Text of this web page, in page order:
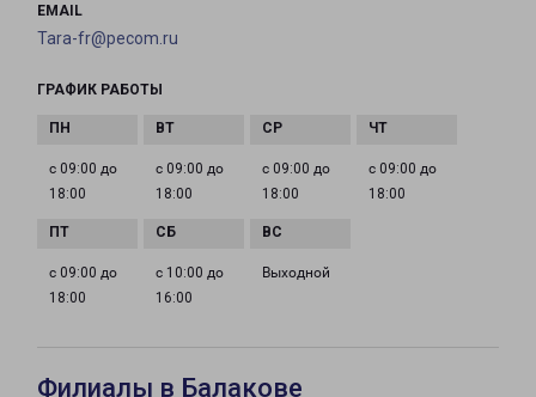
EMAIL
Tara-fr@pecom.ru
ГРАФИК РАБОТЫ
с 09:00 до
18:00
с 09:00 до
18:00
с 09:00 до
18:00
с 09:00 до
18:00
с 09:00 до
18:00
с 10:00 до
16:00
Выходной
Филиалы в Балакове